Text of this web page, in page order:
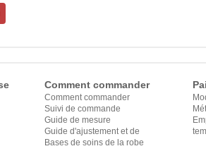
Comment commander
Comment commander
Suivi de commande
Guide de mesure
Guide d'ajustement et de
style
Bases de soins de la robe